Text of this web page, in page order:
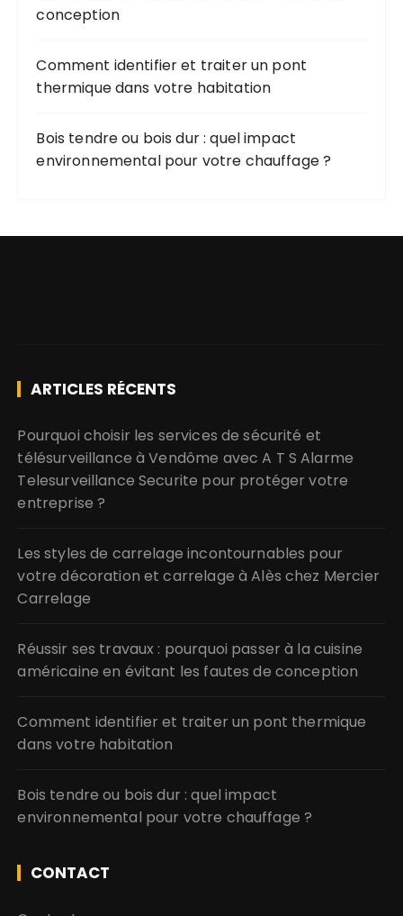
conception
Comment identifier et traiter un pont
thermique dans votre habitation
Bois tendre ou bois dur : quel impact
environnemental pour votre chauffage ?
ARTICLES RÉCENTS
Pourquoi choisir les services de sécurité et
télésurveillance à Vendôme avec A T S Alarme
Telesurveillance Securite pour protéger votre
entreprise ?
Les styles de carrelage incontournables pour
votre décoration et carrelage à Alès chez Mercier
Carrelage
Réussir ses travaux : pourquoi passer à la cuisine
américaine en évitant les fautes de conception
Comment identifier et traiter un pont thermique
dans votre habitation
Bois tendre ou bois dur : quel impact
environnemental pour votre chauffage ?
CONTACT